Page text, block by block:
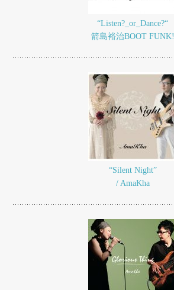
“Listen?_or_Dance?“
箭島裕治BOOT FUNK!
“Silent Night”
/ AmaKha